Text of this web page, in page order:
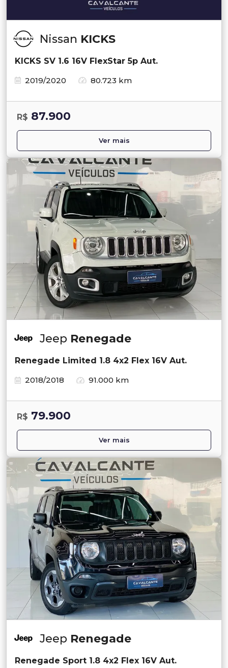
Nissan KICKS
KICKS SV 1.6 16V FlexStar 5p Aut.
2019/2020
80.723 km
R$ 87.900
Ver mais
Jeep Renegade
Renegade Limited 1.8 4x2 Flex 16V Aut.
2018/2018
91.000 km
R$ 79.900
Ver mais
Jeep Renegade
Renegade Sport 1.8 4x2 Flex 16V Aut.